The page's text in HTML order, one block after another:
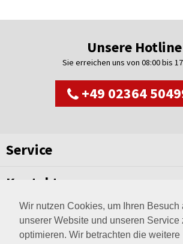
Wir nutzen Cookies, um Ihren Besuch
unserer Website und unseren Service
optimieren. Wir betrachten die weitere
Unsere Hotline
Sie erreichen uns von 08:00 bis
+49 02364
Service
Kontakt